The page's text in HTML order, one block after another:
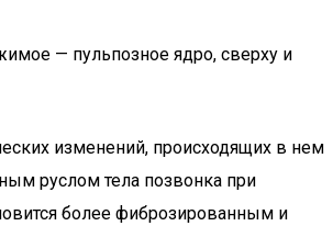
— пульпозное ядро, сверху и
изменений, происходящих в нем
руслом тела позвонка при
более фиброзированным и